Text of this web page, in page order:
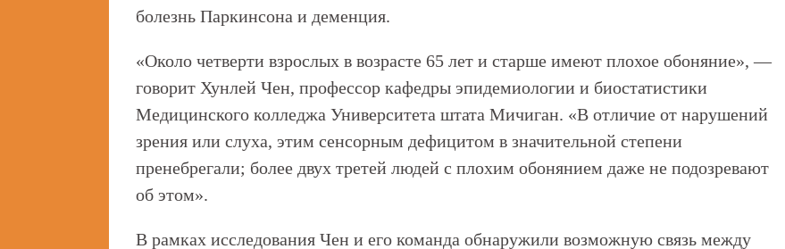
болезнь Паркинсона и деменция.
«Около четверти взрослых в возрасте 65 лет и старше имеют плохое обоняние», —
говорит Хунлей Чен, профессор кафедры эпидемиологии и биостатистики
Медицинского колледжа Университета штата Мичиган. «В отличие от нарушений
зрения или слуха, этим сенсорным дефицитом в значительной степени
пренебрегали; более двух третей людей с плохим обонянием даже не подозревают
об этом».
В рамках исследования Чен и его команда обнаружили возможную связь между